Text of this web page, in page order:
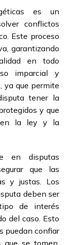
es un
conflictos
Este proceso
garantizando
en todo
imparcial y
ya que permite
tener la
y que
en la ley y la
en disputas
que las
y justas. Los
deben ser
de interés
del caso. Esto
puedan confiar